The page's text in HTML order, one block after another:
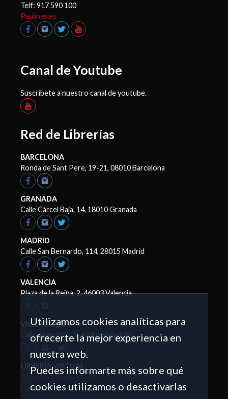
Telf: 917 590 100
Paulinas.es
Canal de Youtube
Suscríbete a nuestro canal de youtube.
Red de Librerías
BARCELONA
Ronda de Sant Pere, 19-21, 08010 Barcelona
GRANADA
Calle Cárcel Baja, 14, 18010 Granada
MADRID
Calle San Bernardo, 114, 28015 Madrid
VALENCIA
Plaza de la Reina, 2, 46003 Valencia
VALLADOLID
Calle Angustias, 5, 47003 Valladolid
LIBRERÍA VIRTUAL
libreriavirtual.paulinas.es
Utilizamos cookies analíticas para
ofrecerte la mejor experiencia en
nuestra web.
Puedes informarte más sobre qué
cookies utilizamos o desactivarlas